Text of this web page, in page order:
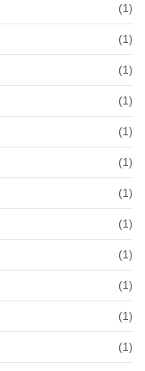
(1)
(1)
(1)
(1)
(1)
(1)
(1)
(1)
(1)
(1)
(1)
(1)